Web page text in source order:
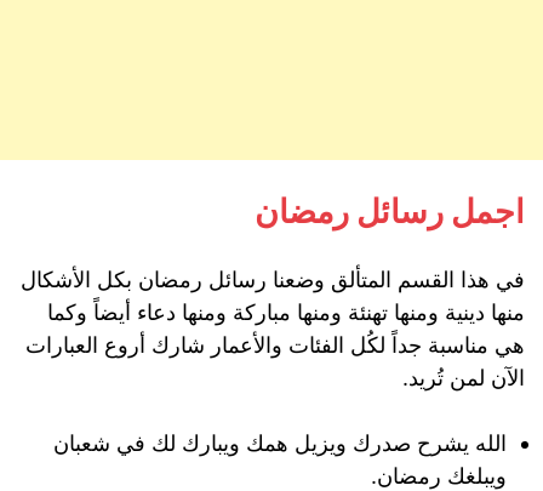
اجمل رسائل رمضان
في هذا القسم المتألق وضعنا رسائل رمضان بكل الأشكال
منها دينية ومنها تهنئة ومنها مباركة ومنها دعاء أيضاً وكما
هي مناسبة جداً لكُل الفئات والأعمار شارك أروع العبارات
الآن لمن تُريد.
الله يشرح صدرك ويزيل همك ويبارك لك في شعبان
ويبلغك رمضان.